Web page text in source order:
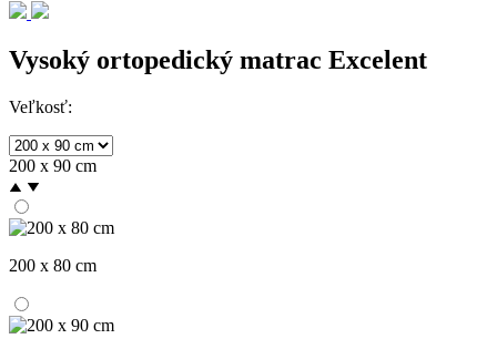
Vysoký ortopedický matrac Excelent
Veľkosť:
200 x 90 cm
200 x 80 cm